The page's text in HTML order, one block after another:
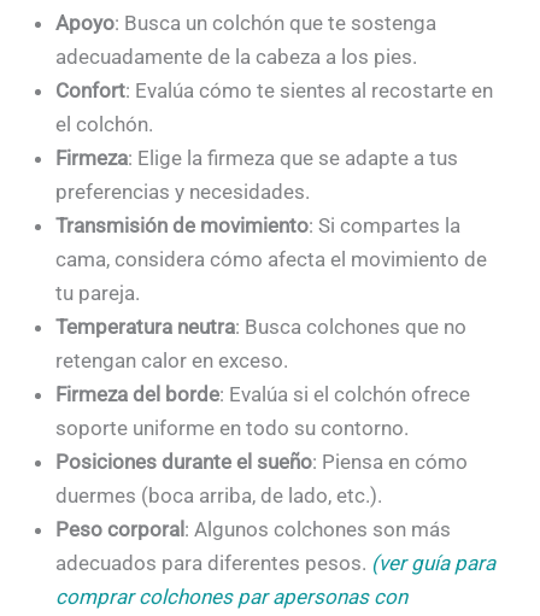
Apoyo: Busca un colchón que te sostenga
adecuadamente de la cabeza a los pies.
Confort: Evalúa cómo te sientes al recostarte en
el colchón.
Firmeza: Elige la firmeza que se adapte a tus
preferencias y necesidades.
Transmisión de movimiento: Si compartes la
cama, considera cómo afecta el movimiento de
tu pareja.
Temperatura neutra: Busca colchones que no
retengan calor en exceso.
Firmeza del borde: Evalúa si el colchón ofrece
soporte uniforme en todo su contorno.
Posiciones durante el sueño: Piensa en cómo
duermes (boca arriba, de lado, etc.).
Peso corporal: Algunos colchones son más
adecuados para diferentes pesos. (ver guía para
comprar colchones par apersonas con